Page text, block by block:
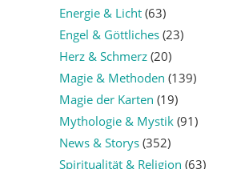
Energie & Licht(63)
Engel & Göttliches(23)
Herz & Schmerz(20)
Magie & Methoden (139)
Magie der Karten (19)
Mythologie & Mystik(91)
News & Storys(352)
Spiritualität & Religion (63)